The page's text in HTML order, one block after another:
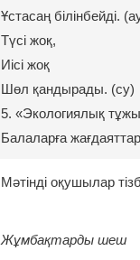
Ұстасаң білінбейді.
Түсі жоқ,
Иісі жоқ
Шөл қандырады. (су)
5. «Экологиялық
Балаларға
Мәтінді оқушылар
Жұмбақтарды шеш